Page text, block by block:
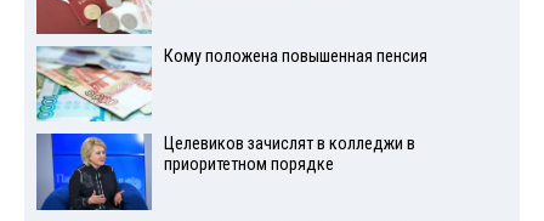
Кому положена повышенная пенсия
Целевиков зачислят в колледжи в
приоритетном порядке